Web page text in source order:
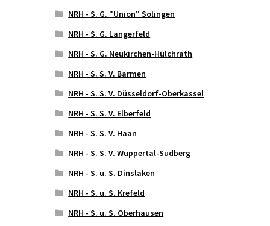
NRH - S. G. "Union" Solingen
NRH - S. G. Langerfeld
NRH - S. G. Neukirchen-Hülchrath
NRH - S. S. V. Barmen
NRH - S. S. V. Düsseldorf-Oberkassel
NRH - S. S. V. Elberfeld
NRH - S. S. V. Haan
NRH - S. S. V. Wuppertal-Sudberg
NRH - S. u. S. Dinslaken
NRH - S. u. S. Krefeld
NRH - S. u. S. Oberhausen